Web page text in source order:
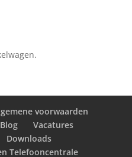
voorwaarden
Blog
Vacatures
Downloads
Telefooncentrale